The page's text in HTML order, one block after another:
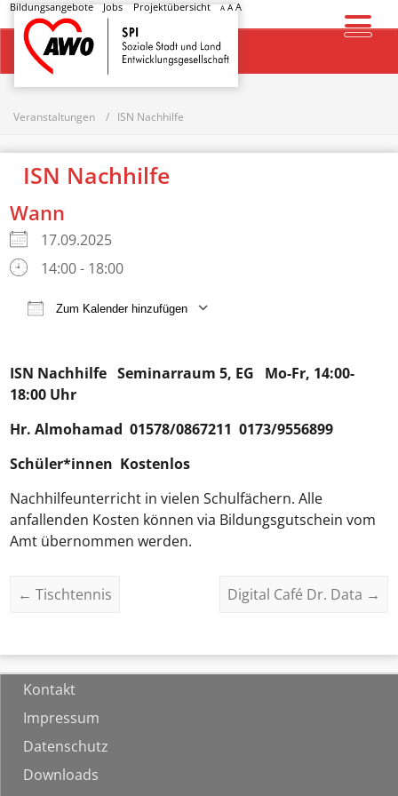
Bildungsangebote Jobs Projektübersicht A AA
Startseite
Veranstaltungen ISN Nachhilfe
ISN Nachhilfe
Wann
17.09.2025
14:00 - 18:00
Zum Kalender hinzufügen
ISN Nachhilfe Seminarraum 5, EG Mo-Fr, 14:00-
18:00 Uhr
Hr.Almohamad 01578/0867211 0173/9556899
Schüler*innen Kostenlos
Nachhilfeunterricht in vielen Schulfächern. Alle
anfallenden Kosten können via Bildungsgutschein vom
Amt übernommen werden.
← Tischtennis Digital Café Dr. Data →
Kontakt
Impressum
Datenschutz
Downloads